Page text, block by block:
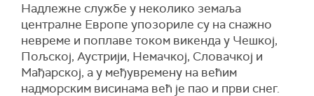
"Ситуација је веома драматична.
Најдраматичнија је у округу Клоцка", рекао је
новинарима премијер Доналд Туск после
састанка са Кризним штабом у граду Клоцку,
преносиРојтерс.
Надлежне службе у неколико земаља
централне Европе упозориле су на снажно
невреме и поплаве током викенда у Чешкој,
Пољској, Аустрији, Немачкој, Словачкој и
Мађарској, а у међувремену на већим
надморским висинама већ је пао и први снег.